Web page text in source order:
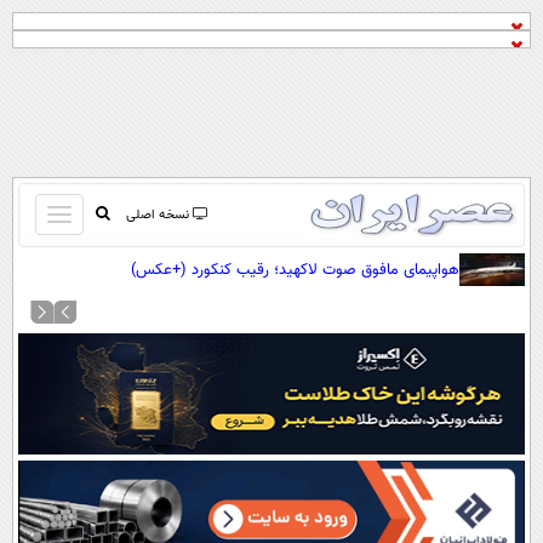
نسخه اصلی
باز
و
کردن
صفحه اول
آرشیو
نظرسنجی
آب و هوا
اوقات شرعی
سواد زندگی
هواپیمای مافوق صوت لاکهید؛ رقیب کنکورد (+عکس)